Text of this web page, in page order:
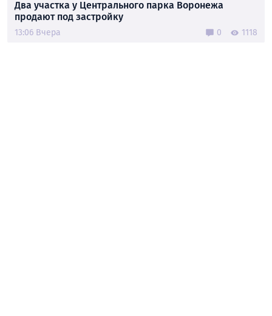
Два участка у Центрального парка Воронежа
продают под застройку
13:06 Вчера 0 1118